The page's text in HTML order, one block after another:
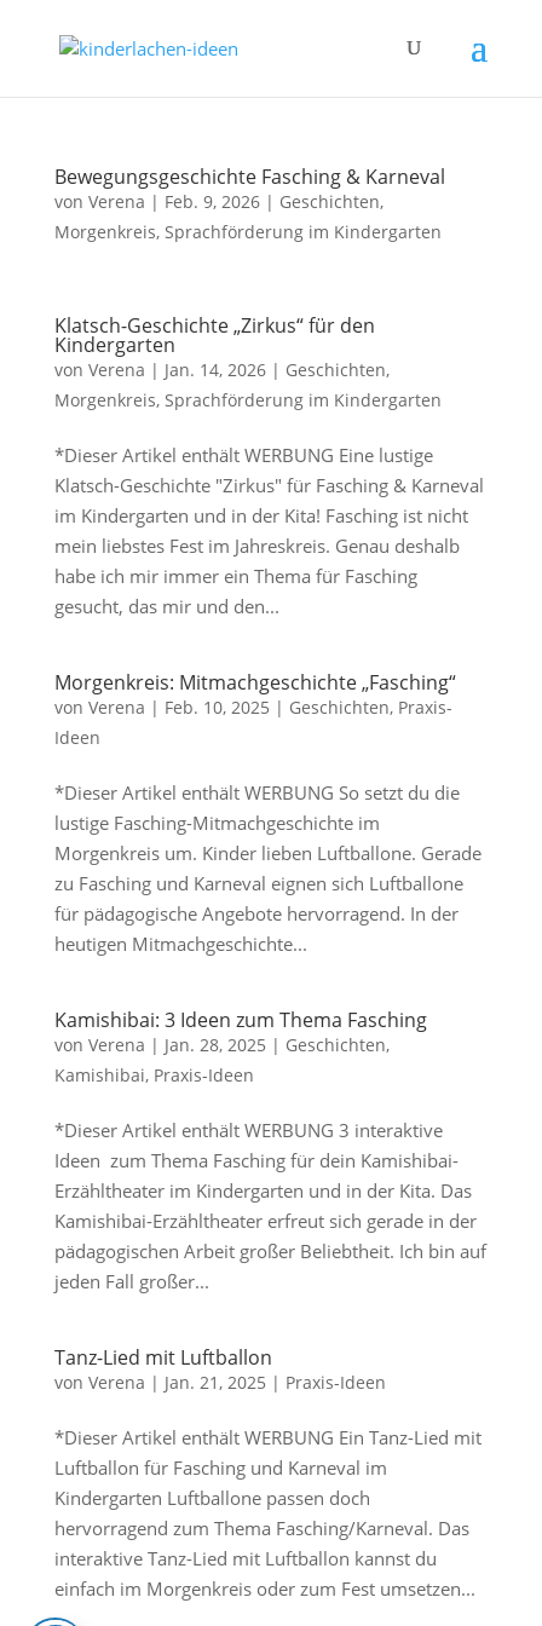
Bewegungsgeschichte Fasching & Karneval
von Verena | Feb. 9, 2026| Geschichten,
Morgenkreis, Sprachförderung im Kindergarten
Klatsch-Geschichte „Zirkus“ für den
Kindergarten
von Verena | Jan. 14, 2026| Geschichten,
Morgenkreis, Sprachförderung im Kindergarten
*Dieser Artikel enthält WERBUNG Eine lustige
Klatsch-Geschichte "Zirkus" für Fasching & Karneval
im Kindergarten und in der Kita! Fasching ist nicht
mein liebstes Fest im Jahreskreis. Genau deshalb
habe ich mir immer ein Thema für Fasching
gesucht, das mir und den...
Morgenkreis: Mitmachgeschichte „Fasching“
von Verena | Feb. 10, 2025 | Geschichten, Praxis-
Ideen
*Dieser Artikel enthält WERBUNG So setzt du die
lustige Fasching-Mitmachgeschichte im
Morgenkreis um. Kinder lieben Luftballone. Gerade
zu Fasching und Karneval eignen sich Luftballone
für pädagogische Angebote hervorragend. In der
heutigen Mitmachgeschichte...
Kamishibai: 3 Ideen zum Thema Fasching
von Verena | Jan. 28, 2025 | Geschichten,
Kamishibai, Praxis-Ideen
*Dieser Artikel enthält WERBUNG 3 interaktive
Ideen zum Thema Fasching für dein Kamishibai-
Erzähltheater im Kindergarten und in der Kita. Das
Kamishibai-Erzähltheater erfreut sich gerade in der
pädagogischen Arbeit großer Beliebtheit. Ich bin auf
jeden Fall großer...
Tanz-Lied mit Luftballon
von Verena | Jan. 21, 2025 | Praxis-Ideen
*Dieser Artikel enthält WERBUNG Ein Tanz-Lied mit
Luftballon für Fasching und Karneval im
Kindergarten Luftballone passen doch
hervorragend zum Thema Fasching/Karneval. Das
interaktive Tanz-Lied mit Luftballon kannst du
einfach im Morgenkreis oder zum Fest umsetzen...